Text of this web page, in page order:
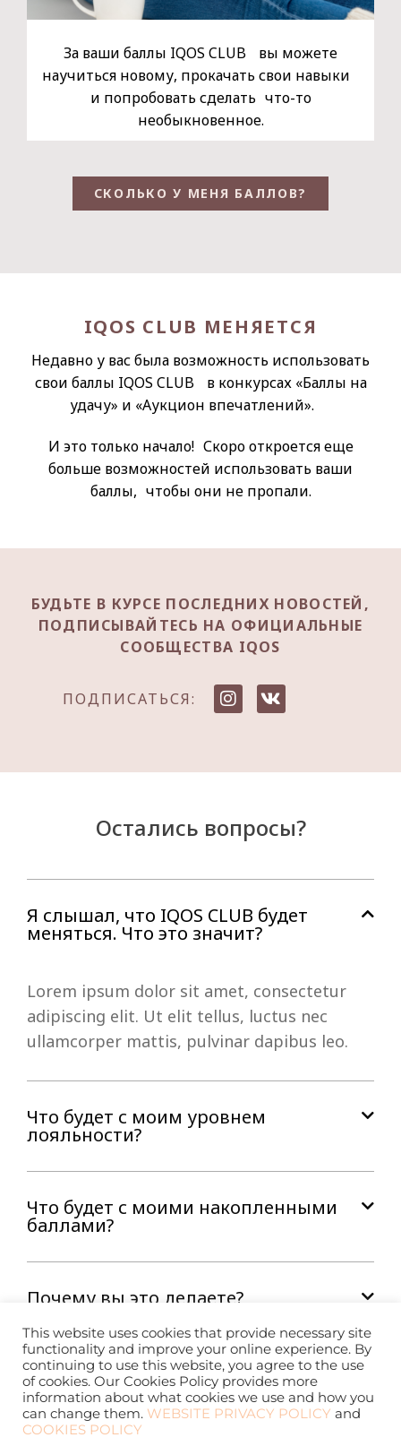
За ваши баллы IQOS CLUB вы можете
научиться новому, прокачать свои навыки
и попробовать сделать что-то
необыкновенное.
СКОЛЬКО У МЕНЯ БАЛЛОВ?
IQOS CLUB МЕНЯЕТСЯ
Недавно у вас была возможность использовать
свои баллы IQOS CLUB в конкурсах «Баллы на
удачу» и «Аукцион впечатлений».
И это только начало! Скоро откроется еще
больше возможностей использовать ваши
баллы, чтобы они не пропали.
БУДЬТЕ В КУРСЕ ПОСЛЕДНИХ НОВОСТЕЙ,
ПОДПИСЫВАЙТЕСЬ НА ОФИЦИАЛЬНЫЕ
СООБЩЕСТВА IQOS
ПОДПИСАТЬСЯ:
Остались вопросы?
Я слышал, что IQOS CLUB будет
меняться. Что это значит?
Lorem ipsum dolor sit amet, consectetur
adipiscing elit. Ut elit tellus, luctus nec
ullamcorper mattis, pulvinar dapibus leo.
Что будет с моим уровнем
лояльности?
Что будет с моими накопленными
баллами?
Почему вы это делаете?
Что будет с моими привилегиями?
This website uses cookies that provide necessary site
functionality and improve your online experience. By
continuing to use this website, you agree to the use
of cookies. Our Cookies Policy provides more
information about what cookies we use and how you
can change them. WEBSITE PRIVACY POLICY and
COOKIES POLICY